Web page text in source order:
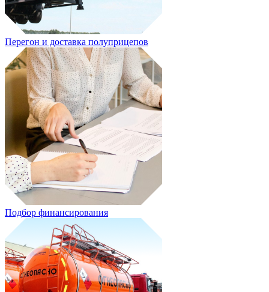
Перегон и доставка полуприцепов
Подбор финансирования